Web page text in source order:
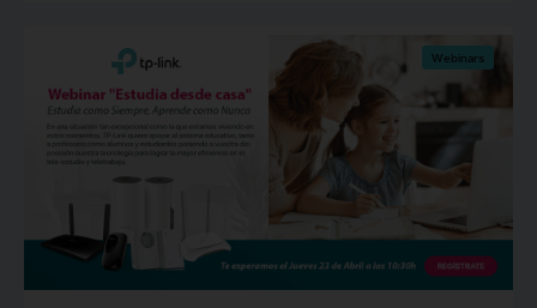
Webinars